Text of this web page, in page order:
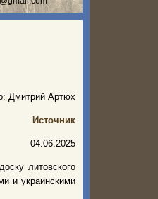
Дмитрий Артюх
Источник
04.06.2025
литовского
и украинскими